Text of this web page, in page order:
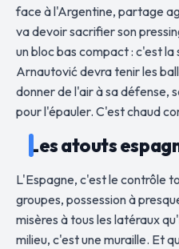
face à l'Argentine, partage
va devoir sacrifier son
un bloc bas compact : c'est
Arnautović devra tenir les
donner de l'air à sa défense,
pour l'épauler. C'est chaud
Les atouts
L'Espagne, c'est le contrôle
groupes, possession à
misères à tous les latéraux
milieu, c'est une muraille. Et